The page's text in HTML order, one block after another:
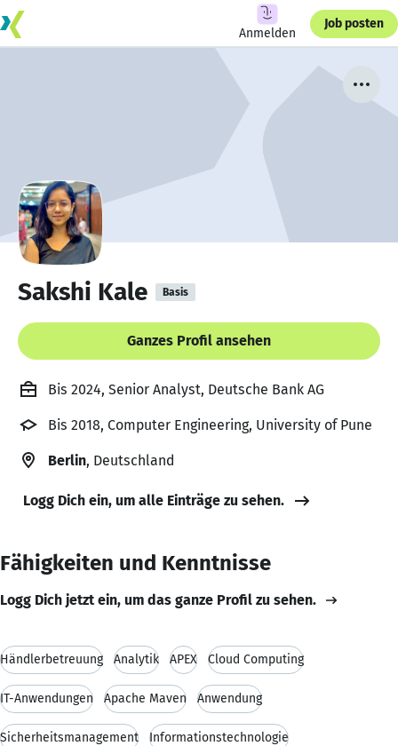
Anmelden
Job posten
Sakshi Kale Basis
Ganzes Profil ansehen
Bis 2024, Senior Analyst, Deutsche Bank AG
Bis 2018, Computer Engineering, University of Pune
Berlin, Deutschland
Logg Dich ein, um alle Einträge zu sehen.
Fähigkeiten und Kenntnisse
Logg Dich jetzt ein, um das ganze Profil zu sehen.
Händlerbetreuung Analytik APEX Cloud Computing
IT-Anwendungen Apache Maven Anwendung
Sicherheitsmanagement Informationstechnologie